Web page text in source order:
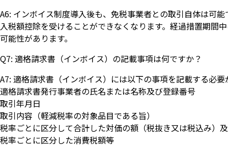
A6: インボイス制度導入後も、免税事業者との取引自体は可
入税額控除を受けることができなくなります。経過措置期間
可能性があります。
Q7: 適格請求書（インボイス）の記載事項は何ですか？
A7: 適格請求書（インボイス）には以下の事項を記載する必
適格請求書発行事業者の氏名または名称及び登録番号
取引年月日
取引内容（軽減税率の対象品目である旨）
税率ごとに区分して合計した対価の額（税抜き又は税込み）
税率ごとに区分した消費税額等